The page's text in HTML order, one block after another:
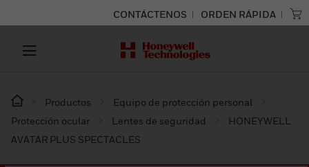
CONTÁCTENOS ORDEN RÁPIDA
Productos
Equipo de protección personal
Protección ocular
Lentes de seguridad
HONEYWELL
AVATAR PLUS SPECTACLES